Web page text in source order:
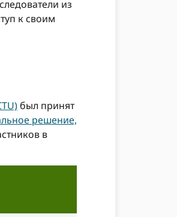
из
к своим
был принят
решение,
в